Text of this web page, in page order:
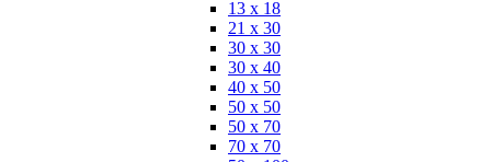
13 x 18
21 x 30
30 x 30
30 x 40
40 x 50
50 x 50
50 x 70
70 x 70